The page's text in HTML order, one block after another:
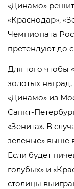
«Динамо»
«Краснодар»,
Чемпионата
претендуют до
Для того чтобы
золотых
«Динамо» из
Санкт-
«Зенита». В
зелёные» выше
Если будет
голубых» и
столицы